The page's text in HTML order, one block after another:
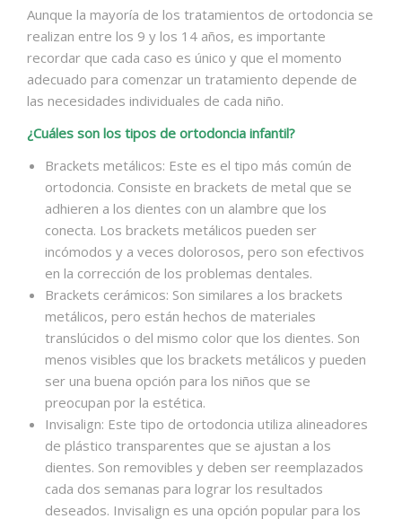
Aunque la mayoría de los tratamientos de ortodoncia se
realizan entre los 9 y los 14 años, es importante
recordar que cada caso es único y que el momento
adecuado para comenzar un tratamiento depende de
las necesidades individuales de cada niño.
¿Cuáles son los tipos de ortodoncia infantil?
Brackets metálicos: Este es el tipo más común de
ortodoncia. Consiste en brackets de metal que se
adhieren a los dientes con un alambre que los
conecta. Los brackets metálicos pueden ser
incómodos y a veces dolorosos, pero son efectivos
en la corrección de los problemas dentales.
Brackets cerámicos: Son similares a los brackets
metálicos, pero están hechos de materiales
translúcidos o del mismo color que los dientes. Son
menos visibles que los brackets metálicos y pueden
ser una buena opción para los niños que se
preocupan por la estética.
Invisalign: Este tipo de ortodoncia utiliza alineadores
de plástico transparentes que se ajustan a los
dientes. Son removibles y deben ser reemplazados
cada dos semanas para lograr los resultados
deseados. Invisalign es una opción popular para los